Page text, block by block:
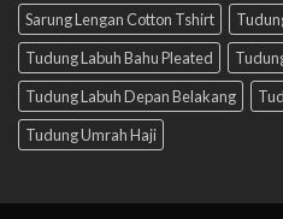
Sarung Lengan Cotton Tshirt
Tudung Labuh Bahu Pleated
Tudung Labuh Depan Belakang
Tudung Umrah Haji